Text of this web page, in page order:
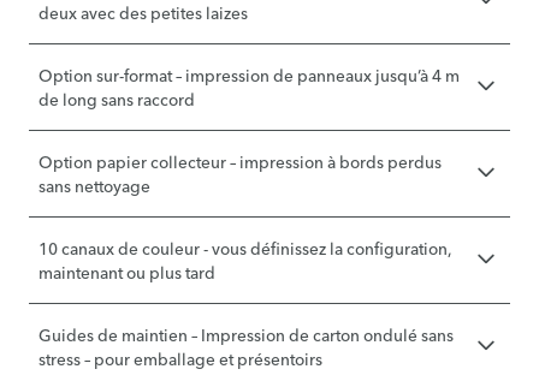
deux avec des petites laizes
Option sur-format – impression de panneaux jusqu’à 4 m
de long sans raccord
Option papier collecteur – impression à bords perdus
sans nettoyage
10 canaux de couleur - vous définissez la configuration,
maintenant ou plus tard
Guides de maintien – Impression de carton ondulé sans
stress – pour emballage et présentoirs